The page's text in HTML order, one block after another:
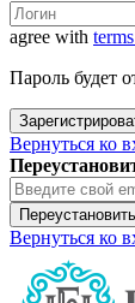
agree with
Пароль будет
Вернуться ко
Вернуться ко